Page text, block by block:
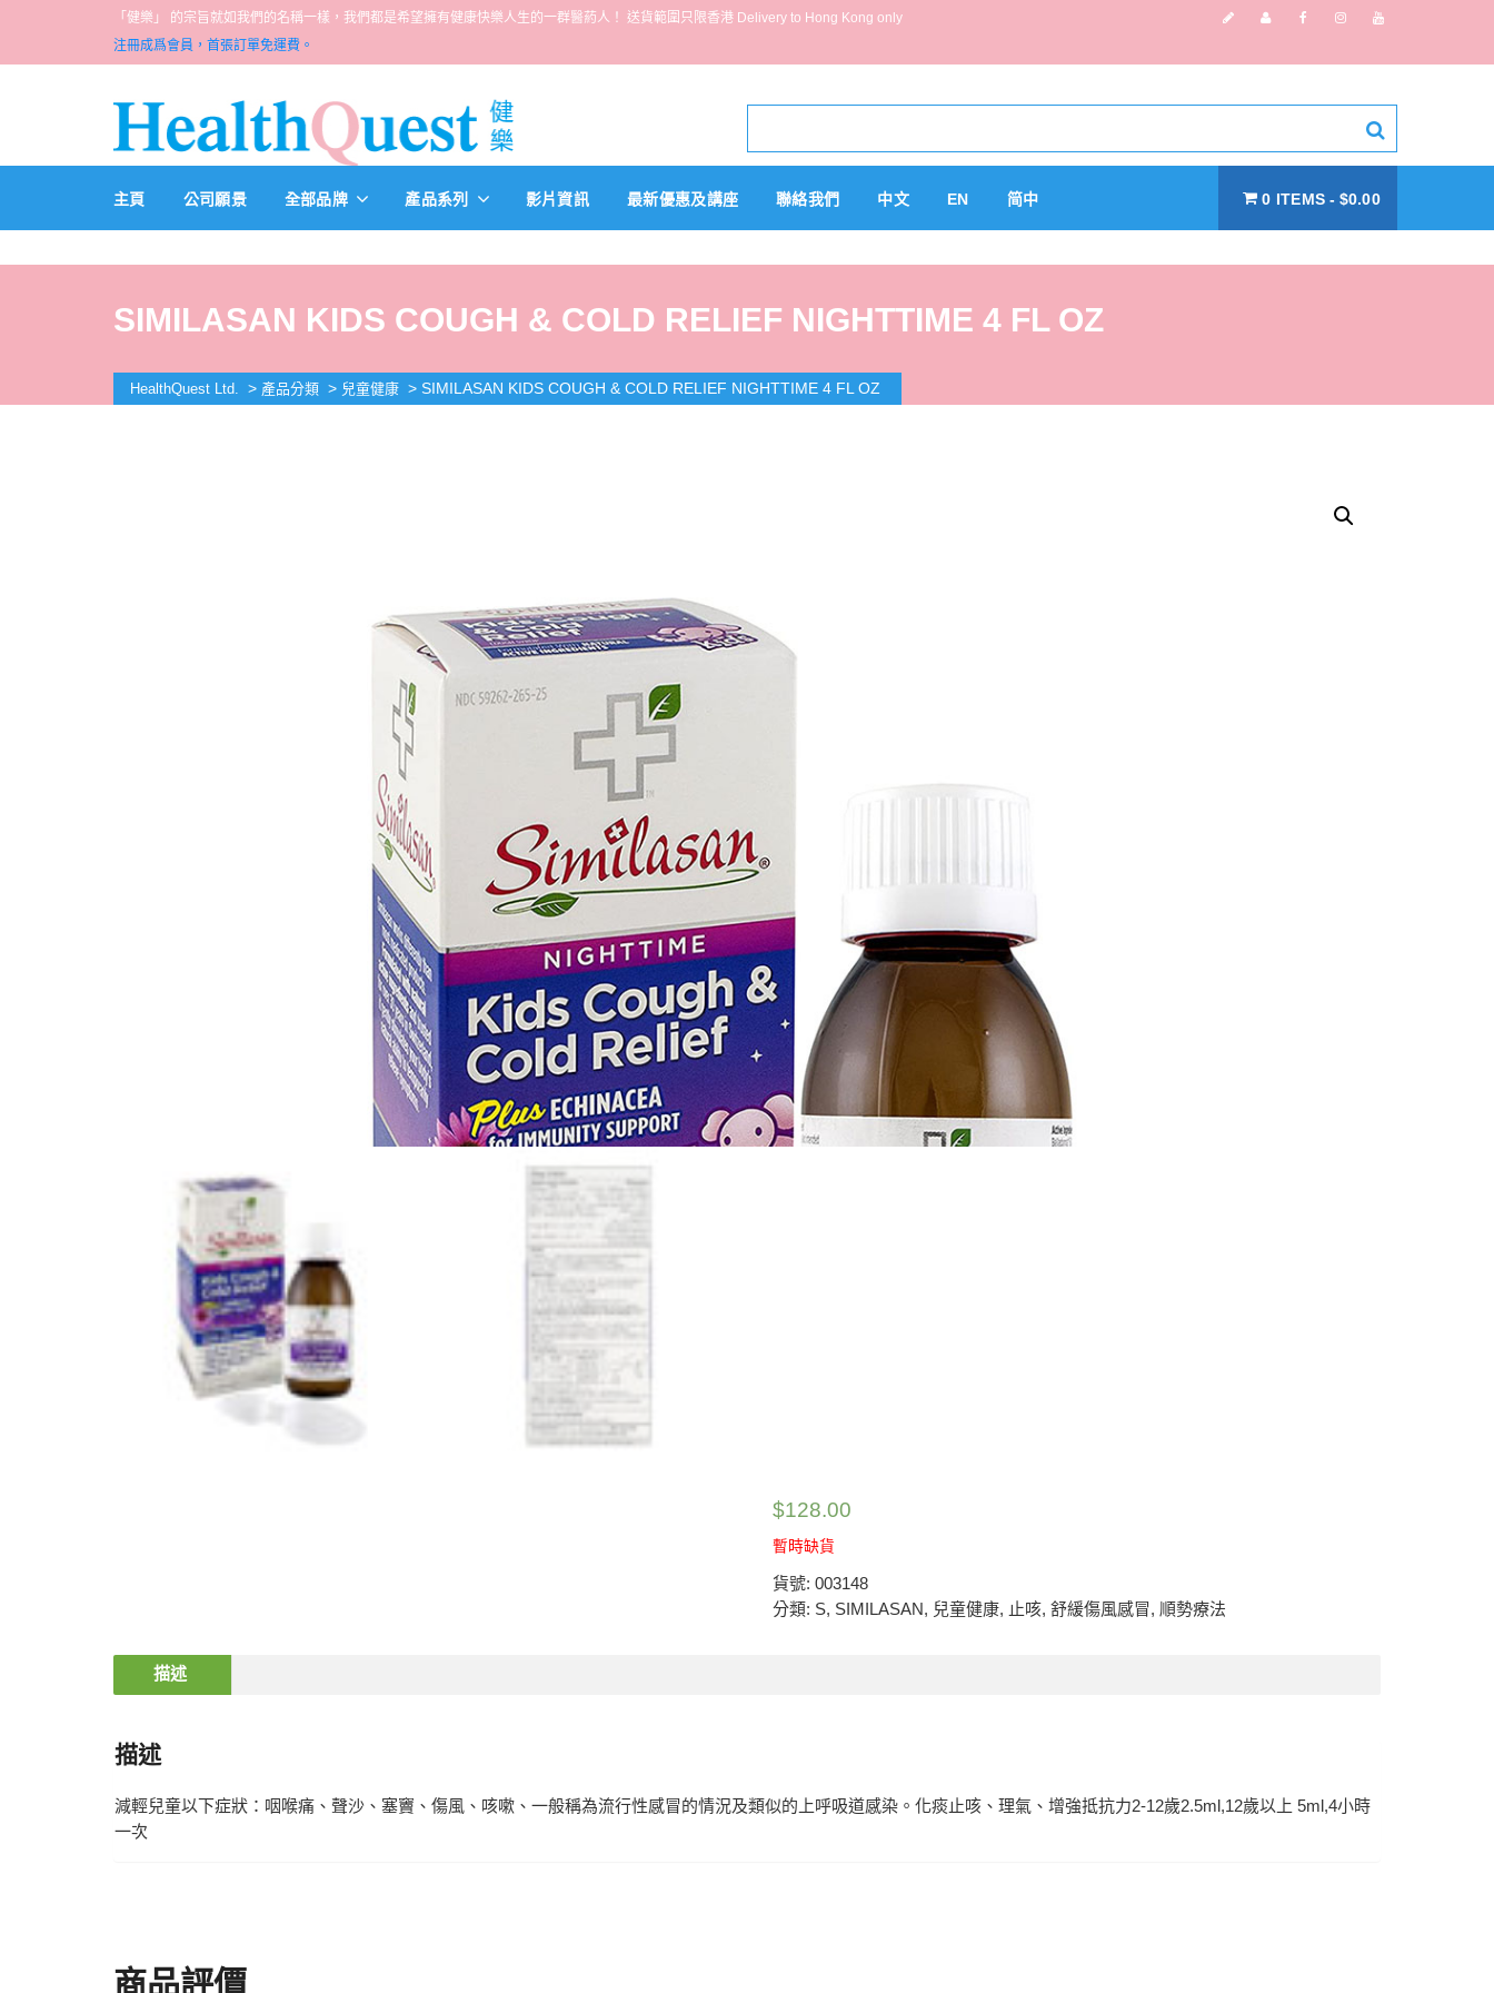
「健樂」 的宗旨就如我們的名稱一樣，我們都是希望擁有健康快樂人生的一群醫葯人！ 送貨範圍只限香港 Delivery to Hong Kong only
注冊成爲會員，首張訂單免運費。
主頁 公司願景 全部品牌 產品系列 影片資訊 最新優惠及講座 聯絡我們 中文 EN 简中 0 ITEMS $0.00
SIMILASAN KIDS COUGH & COLD RELIEF NIGHTTIME 4 FL OZ
HealthQuest Ltd. > 產品分類 > 兒童健康 > SIMILASAN KIDS COUGH & COLD RELIEF NIGHTTIME 4 FL OZ
$128.00
暫時缺貨
貨號: 003148
分類: S, SIMILASAN, 兒童健康, 止咳, 舒緩傷風感冒, 順勢療法
描述
描述
減輕兒童以下症狀：咽喉痛、聲沙、塞竇、傷風、咳嗽、一般稱為流行性感冒的情況及類似的上呼吸道感染。化痰止咳、理氣、增強抵抗力2-12歲2.5ml,12歲以上 5ml,4小時
一次
商品評價